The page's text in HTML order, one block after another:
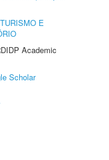
E
Academic
Scholar